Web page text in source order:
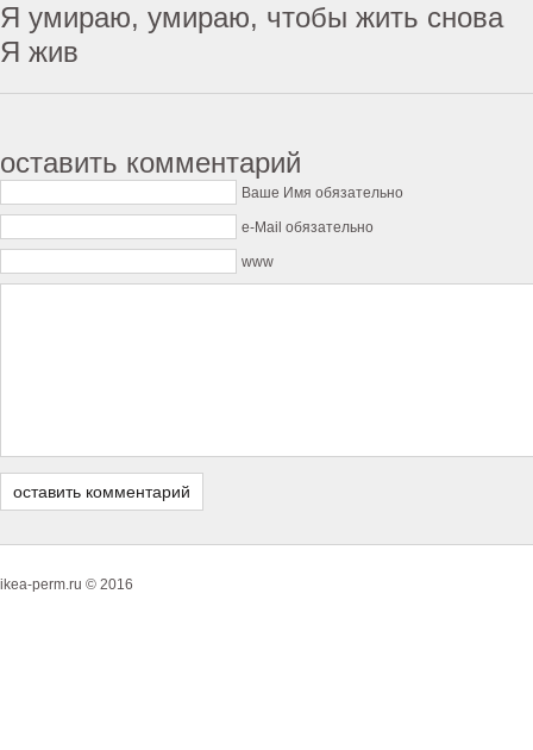
Я умираю, умираю, чтобы жить снова
Я жив
оставить комментарий
Ваше Имя обязательно
e-Mail обязательно
www
ikea-perm.ru © 2016